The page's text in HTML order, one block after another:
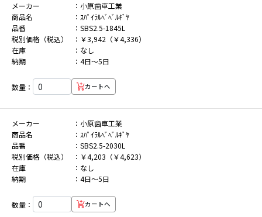
メーカー
小原歯車工業
商品名
ｽﾊﾟｲﾗﾙﾍﾞﾍﾞﾙｷﾞﾔ
品番
SBS2.5-1845L
税別価格（税込）
￥3,942（￥4,336）
在庫
なし
納期
4日～5日
数量： カートへ
メーカー
小原歯車工業
商品名
ｽﾊﾟｲﾗﾙﾍﾞﾍﾞﾙｷﾞﾔ
品番
SBS2.5-2030L
税別価格（税込）
￥4,203（￥4,623）
在庫
なし
納期
4日～5日
数量： カートへ